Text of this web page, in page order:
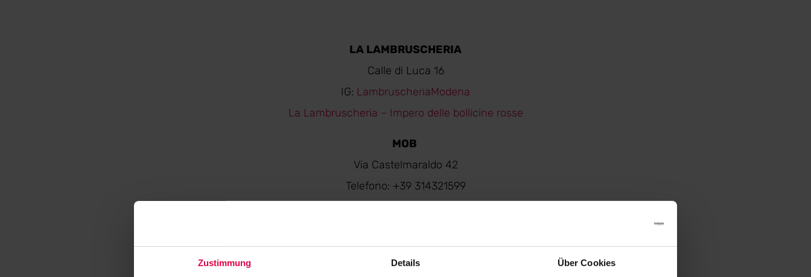
Zustimmung Details Über Cookies
LA LAMBRUSCHERIA
Calle di Luca 16
IG: LambruscheriaModena
La Lambruscheria – Impero delle bollicine rosse
MOB
Via Castelmaraldo 42
Telefono: +39 314321599
OSTERIA GALLUCCI